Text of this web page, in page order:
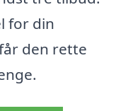
for din
den rette